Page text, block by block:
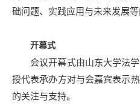
础问题、实践应用与未来发展等
开幕式
会议开幕式由山东大学法
授代表承办方对与会嘉宾表示
的关注与支持。